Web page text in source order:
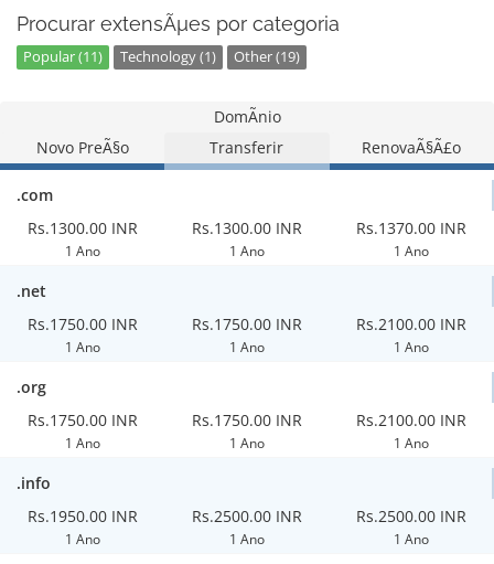
Procurar extensÃµes por categoria
Popular (11) Technology (1) Other (19)
DomÃ­nio
Novo PreÃ§o
Transferir RenovaÃ§Ã£o
.com
Rs.1300.00 INR
1 Ano
Rs.1300.00 INR
1 Ano
Rs.1370.00 INR
1 Ano
.net
Rs.1750.00 INR
1 Ano
Rs.1750.00 INR
1 Ano
Rs.2100.00 INR
1 Ano
.org
Rs.1750.00 INR
1 Ano
Rs.1750.00 INR
1 Ano
Rs.2100.00 INR
1 Ano
.info
Rs.1950.00 INR
1 Ano
Rs.2500.00 INR
1 Ano
Rs.2500.00 INR
1 Ano